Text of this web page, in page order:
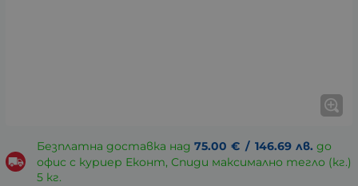
Безплатна доставка над 75.00 € / 146.69 лв. до
офис с куриер Еконт, Спиди максимално тегло (кг.)
5 кг.